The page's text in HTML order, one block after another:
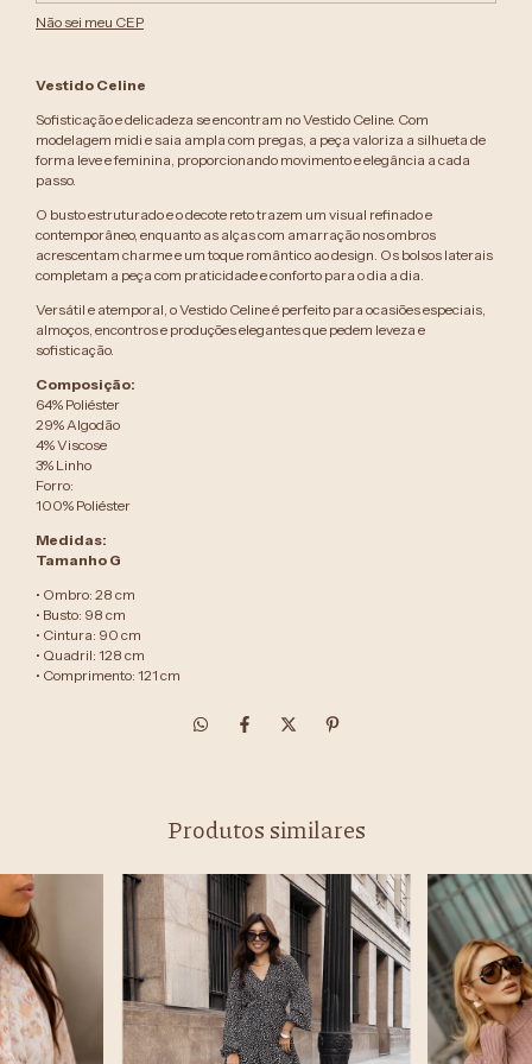
Não sei meu CEP
Vestido Celine
Sofisticação e delicadeza se encontram no Vestido Celine. Com
modelagem midi e saia ampla com pregas, a peça valoriza a silhueta de
forma leve e feminina, proporcionando movimento e elegância a cada
passo.
O busto estruturado e o decote reto trazem um visual refinado e
contemporâneo, enquanto as alças com amarração nos ombros
acrescentam charme e um toque romântico ao design. Os bolsos laterais
completam a peça com praticidade e conforto para o dia a dia.
Versátil e atemporal, o Vestido Celine é perfeito para ocasiões especiais,
almoços, encontros e produções elegantes que pedem leveza e
sofisticação.
Composição:
64% Poliéster
29% Algodão
4% Viscose
3% Linho
Forro:
100% Poliéster
Medidas:
Tamanho G
• Ombro: 28 cm
• Busto: 98 cm
• Cintura: 90 cm
• Quadril: 128 cm
• Comprimento: 121 cm
Produtos similares